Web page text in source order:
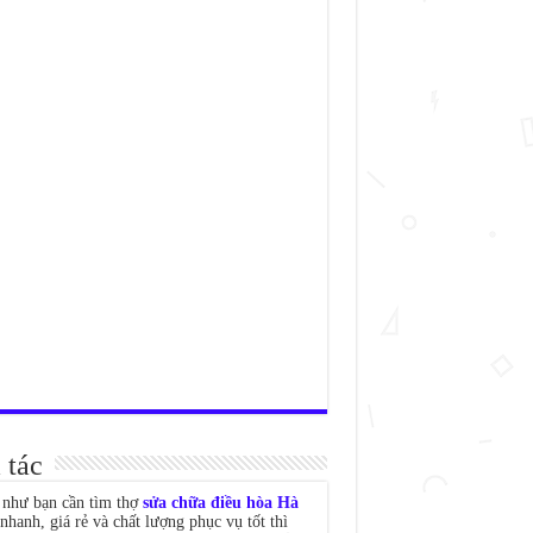
bạn cần tìm thợ sửa chữa điều hòa Hà
giá rẻ và chất lượng phục vụ tốt thì